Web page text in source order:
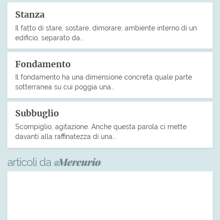
Stanza
Il fatto di stare, sostare, dimorare; ambiente interno di un
edificio, separato da…
Fondamento
Il fondamento ha una dimensione concreta quale parte
sotterranea su cui poggia una…
Subbuglio
Scompiglio, agitazione. Anche questa parola ci mette
davanti alla raffinatezza di una…
articoli da